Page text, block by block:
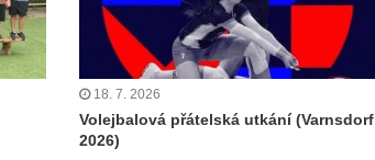
18. 7. 2026
Volejbalová přátelská utkání (Varnsdorf
2026)